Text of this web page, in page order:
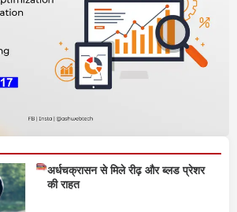
अर्धचक्रासन से मिले रीढ़ और ब्लड प्रेशर
की राहत